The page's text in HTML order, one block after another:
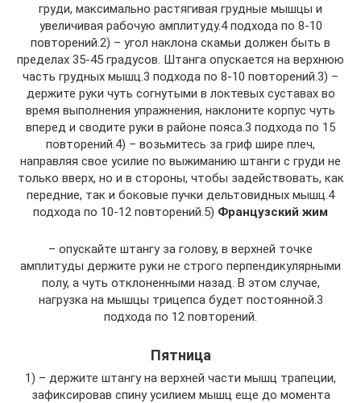
груди, максимально растягивая грудные мышцы и
увеличивая рабочую амплитуду.4 подхода по 8-10
повторений.2) – угол наклона скамьи должен быть в
пределах 35-45 градусов. Штанга опускается на верхнюю
часть грудных мышц.3 подхода по 8-10 повторений.3) –
держите руки чуть согнутыми в локтевых суставах во
время выполнения упражнения, наклоните корпус чуть
вперед и сводите руки в районе пояса.3 подхода по 15
повторений.4) – возьмитесь за гриф шире плеч,
направляя свое усилие по выжиманию штанги с груди не
только вверх, но и в стороны, чтобы задействовать, как
передние, так и боковые пучки дельтовидных мышц.4
подхода по 10-12 повторений.5) Французский жим
– опускайте штангу за голову, в верхней точке
амплитуды держите руки не строго перпендикулярными
полу, а чуть отклоненными назад. В этом случае,
нагрузка на мышцы трицепса будет постоянной.3
подхода по 12 повторений.
Пятница
1) – держите штангу на верхней части мышц трапеции,
зафиксировав спину усилием мышц еще до момента